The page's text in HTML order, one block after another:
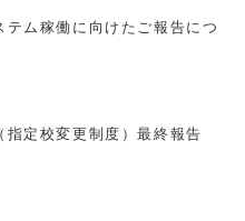
ム稼働に向けたご報告につ
定校変更制度）最終報告